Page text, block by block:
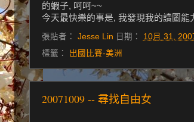
的蝦子, 呵呵~~
今天最快樂的事是, 我發現我的讀圖
張貼者： Jesse Lin 日期： 10月 31,
標籤： 出國比賽-美洲
20071009 -- 尋找自由女